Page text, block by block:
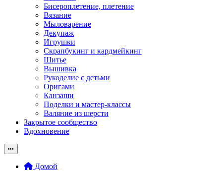
Бисероплетение, плетение
Вязание
Мыловарение
Декупаж
Игрушки
Скрапбукинг и кардмейкинг
Шитье
Вышивка
Рукоделие с детьми
Оригами
Канзаши
Поделки и мастер-классы
Валяние из шерсти
Закрытое сообщество
Вдохновение
Домой